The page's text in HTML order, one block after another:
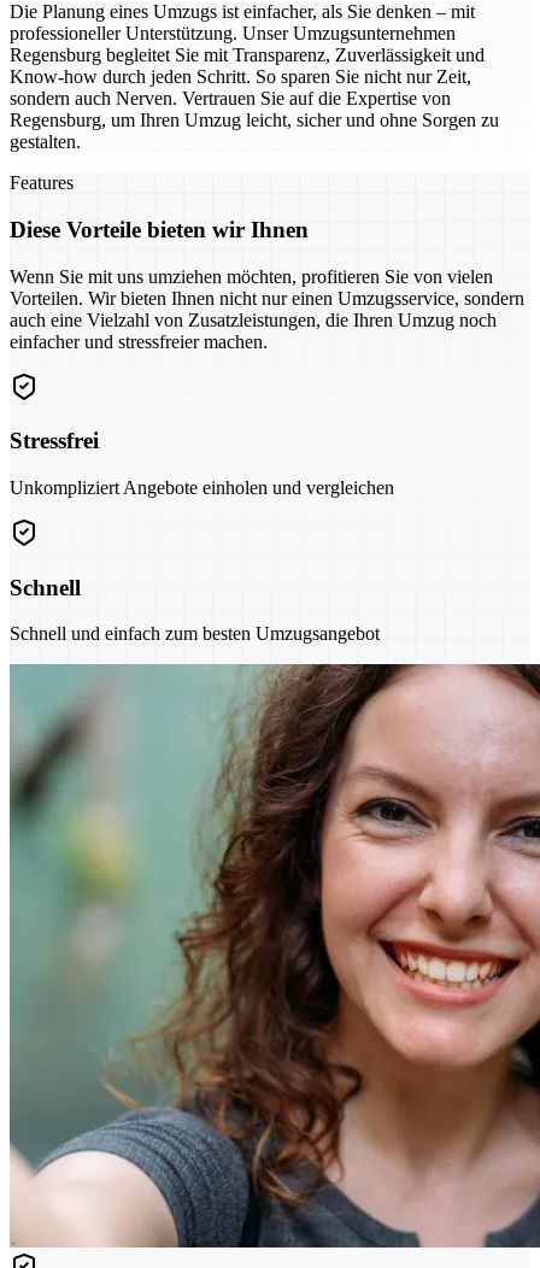
Die Planung eines Umzugs ist einfacher, als Sie denken – mit
professioneller Unterstützung. Unser Umzugsunternehmen
Regensburg begleitet Sie mit Transparenz, Zuverlässigkeit und
Know-how durch jeden Schritt. So sparen Sie nicht nur Zeit,
sondern auch Nerven. Vertrauen Sie auf die Expertise von
Regensburg, um Ihren Umzug leicht, sicher und ohne Sorgen zu
gestalten.
Features
Diese Vorteile bieten wir Ihnen
Wenn Sie mit uns umziehen möchten, profitieren Sie von vielen
Vorteilen. Wir bieten Ihnen nicht nur einen Umzugsservice, sondern
auch eine Vielzahl von Zusatzleistungen, die Ihren Umzug noch
einfacher und stressfreier machen.
Stressfrei
Unkompliziert Angebote einholen und vergleichen
Schnell
Schnell und einfach zum besten Umzugsangebot